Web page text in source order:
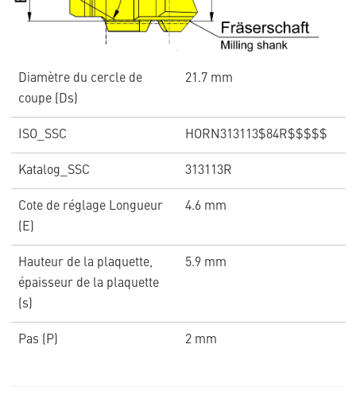
Diamètre du cercle de
coupe (Ds)
21.7 mm
ISO_SSC HORN313113$84R$$$$$
Katalog_SSC 313113R
Cote de réglage Longueur
(E)
4.6 mm
Hauteur de la plaquette,
épaisseur de la plaquette
(s)
5.9 mm
Pas (P) 2 mm